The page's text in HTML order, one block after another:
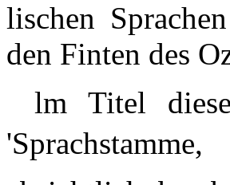
lischen
den Finten des
lm Titel